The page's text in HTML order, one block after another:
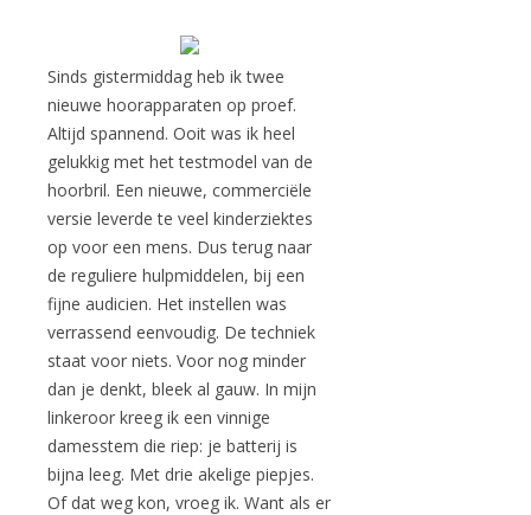
Sinds gistermiddag heb ik twee
nieuwe hoorapparaten op proef.
Altijd spannend. Ooit was ik heel
gelukkig met het testmodel van de
hoorbril. Een nieuwe, commerciële
versie leverde te veel kinderziektes
op voor een mens. Dus terug naar
de reguliere hulpmiddelen, bij een
fijne audicien. Het instellen was
verrassend eenvoudig. De techniek
staat voor niets. Voor nog minder
dan je denkt, bleek al gauw. In mijn
linkeroor kreeg ik een vinnige
damesstem die riep: je batterij is
bijna leeg. Met drie akelige piepjes.
Of dat weg kon, vroeg ik. Want als er